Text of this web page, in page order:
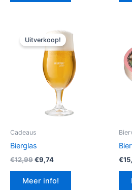
Uitverkoop!
Cadeaus
Bierglas
€12,99Oorspronkelijke
was:
€12,99.
€9,74Huidige
is:
€9,74.
Meer info!
€